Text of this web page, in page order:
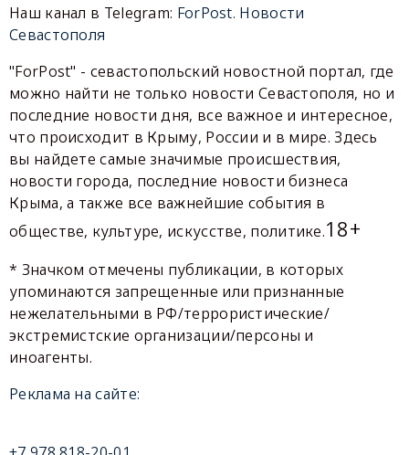
Наш канал в Telegram: ForPost. Новости
Севастополя
"ForPost" - севастопольский новостной портал, где
можно найти не только новости Севастополя, но и
последние новости дня, все важное и интересное,
что происходит в Крыму, России и в мире. Здесь
вы найдете самые значимые происшествия,
новости города, последние новости бизнеса
Крыма, а также все важнейшие события в
обществе, культуре, искусстве, политике.18+
* Значком отмечены публикации, в которых
упоминаются запрещенные или признанные
нежелательными в РФ/террористические/
экстремистские организации/персоны и
иноагенты.
Реклама на сайте: